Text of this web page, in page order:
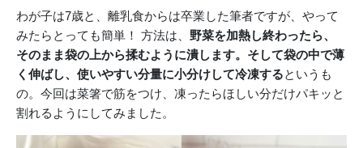
わが子は7歳と、離乳食からは卒業した筆者ですが、やって
みたらとっても簡単！ 方法は、 野菜を加熱し終わったら、
そのまま袋の上から揉むように潰します。そして袋の中で薄
く伸ばし、使いやすい分量に小分けして冷凍するというも
の。今回は菜箸で筋をつけ、凍ったらほしい分だけパキッと
割れるようにしてみました。